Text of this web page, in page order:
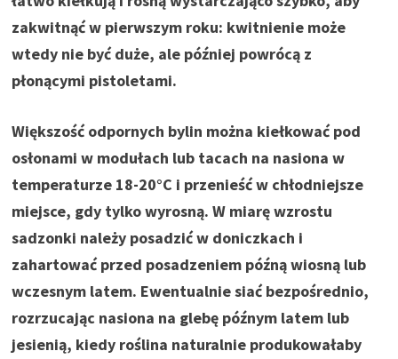
zakwitnąć w pierwszym roku: kwitnienie może
wtedy nie być duże, ale później powrócą z
płonącymi pistoletami.
Większość odpornych bylin można kiełkować pod
osłonami w modułach lub tacach na nasiona w
temperaturze 18-20°C i przenieść w chłodniejsze
miejsce, gdy tylko wyrosną. W miarę wzrostu
sadzonki należy posadzić w doniczkach i
zahartować przed posadzeniem późną wiosną lub
wczesnym latem. Ewentualnie siać bezpośrednio,
rozrzucając nasiona na glebę późnym latem lub
jesienią, kiedy roślina naturalnie produkowałaby